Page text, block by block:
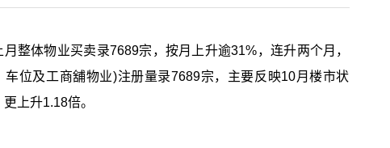
整体物业买卖录7689宗，按月上升逾31%，连升两个月，
位及工商舖物业)注册量录7689宗，主要反映10月楼市状
上升1.18倍。